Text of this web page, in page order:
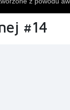
#14